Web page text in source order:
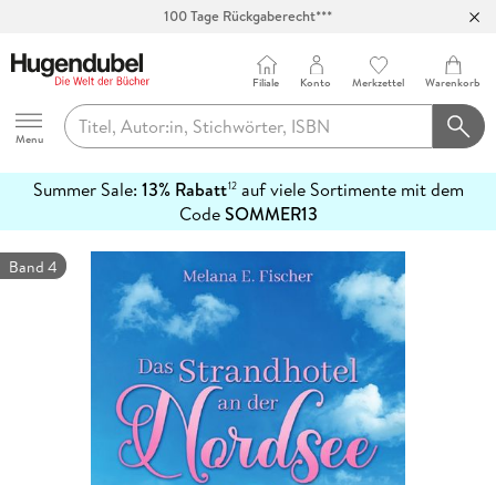
100 Tage Rückgaberecht***
Hugendubel
Menu
Filiale Konto Merkzettel Warenkorb
Summer Sale: 13% Rabatt12auf viele Sortimente mit dem
CodeSOMMER13
erfahren
Band 4